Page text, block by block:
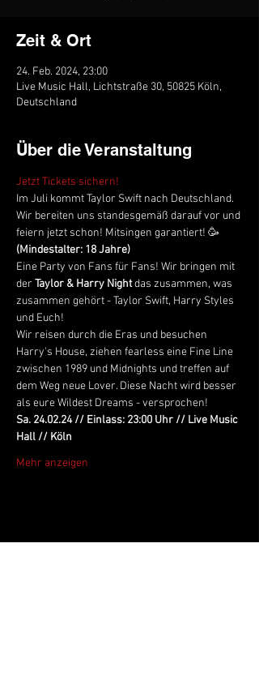
Zeit & Ort
24. Feb. 2024, 23:00
Live Music Hall, Lichtstraße 30, 50825 Köln,
Deutschland
Über die Veranstaltung
Jetzt Tickets sichern!
Im Juli kommt Taylor Swift nach Deutschland.
Wir bereiten uns standesgemäß darauf vor und
feiern jetzt schon! Mitsingen garantiert! 🥳
(Mindestalter: 18 Jahre)
Eine Party von Fans für Fans! Wir bringen mit
der Taylor & Harry Night das zusammen, was
zusammen gehört - Taylor Swift, Harry Styles
und Euch!
Wir reisen durch die Eras und besuchen
Harry's House, ziehen fearless eine Fine Line
zwischen 1989 und Midnights und treffen auf
dem Weg neue Lover. Diese Nacht wird besser
als eure Wildest Dreams - versprochen!
Sa. 24.02.24 // Einlass: 23:00 Uhr // Live Music
Hall // Köln
Mehr anzeigen